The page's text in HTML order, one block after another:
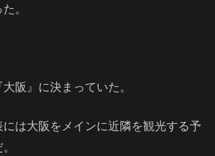
。
阪』に決まっていた。
は大阪をメインに近隣を観光する予